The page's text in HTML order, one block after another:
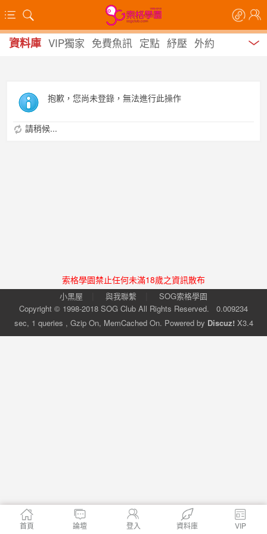
資料庫 VIP獨家 免費魚訊 定點 紓壓 外約
抱歉，您尚未登錄，無法進行此操作
請稍候...
索格學園禁止任何未滿18歲之資訊散布
小黑屋 與我聯繫
SOG索格學園
Copyright © 1998-2018 SOG Club All Rights Reserved. 0.009234
sec, 1 queries , Gzip On, MemCached On. Powered by Discuz! X3.4
首頁 論壇 登入 資料庫 VIP